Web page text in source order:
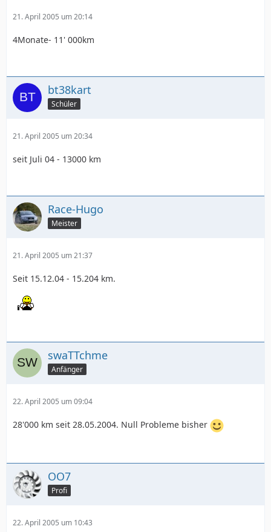
21. April 2005 um 20:14
4Monate- 11' 000km
bt38kart
Schüler
21. April 2005 um 20:34
seit Juli 04 - 13000 km
Race-Hugo
Meister
21. April 2005 um 21:37
Seit 15.12.04 - 15.204 km.
swaTTchme
Anfänger
22. April 2005 um 09:04
28'000 km seit 28.05.2004. Null Probleme bisher
OO7
Profi
22. April 2005 um 10:43